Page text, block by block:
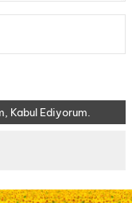
Kabul Ediyorum.